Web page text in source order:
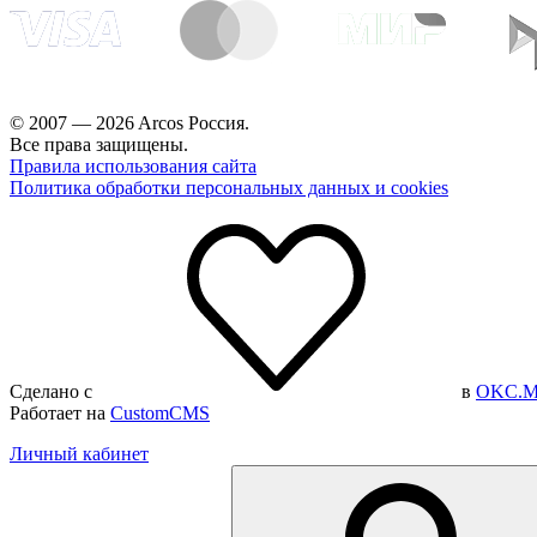
© 2007 — 2026 Arcos Россия.
Все права защищены.
Правила использования сайта
Политика обработки персональных данных и cookies
Сделано с в
Работает на CustomCMS
Личный кабинет